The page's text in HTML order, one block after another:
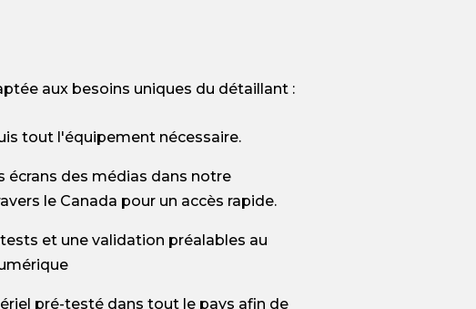
aux besoins uniques du détaillant :
tout l'équipement nécessaire.
écrans des médias dans notre
le Canada pour un accès rapide.
et une validation préalables au
pré-testé dans tout le pays afin de